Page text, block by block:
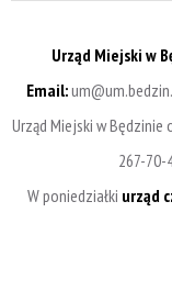
Urząd Miejski w
Email:
Urząd Miejski w
267-70-
W poniedziałki urząd